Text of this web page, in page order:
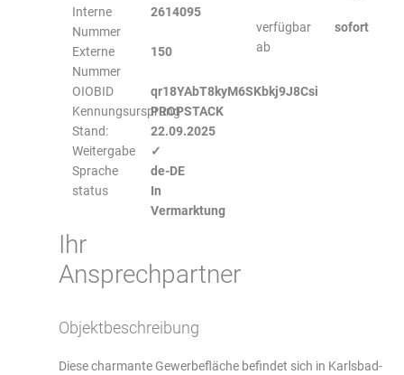
Interne
Nummer
2614095
Externe
Nummer
150
OIOBID
qr18YAbT8kyM6SKbkj9J8Csi
KennungsursprungPROPSTACK
Stand:
22.09.2025
Weitergabe
✓
Sprache
de-DE
status
In
Vermarktung
verfügbar
ab
sofort
Ihr
Ansprechpartner
Objektbeschreibung
Diese charmante Gewerbefläche befindet sich in Karlsbad-